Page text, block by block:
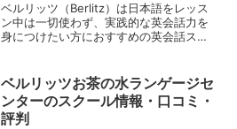
ベルリッツ（Berlitz）は日本語をレッス
ン中は一切使わず、実践的な英会話力を
身につけたい方におすすめの英会話スク
にカスタマイズし、実際の生活の中で使
える英語のスピー...
ベルリッツお茶の水ランゲージセ
ンターのスクール情報・口コミ・
評判